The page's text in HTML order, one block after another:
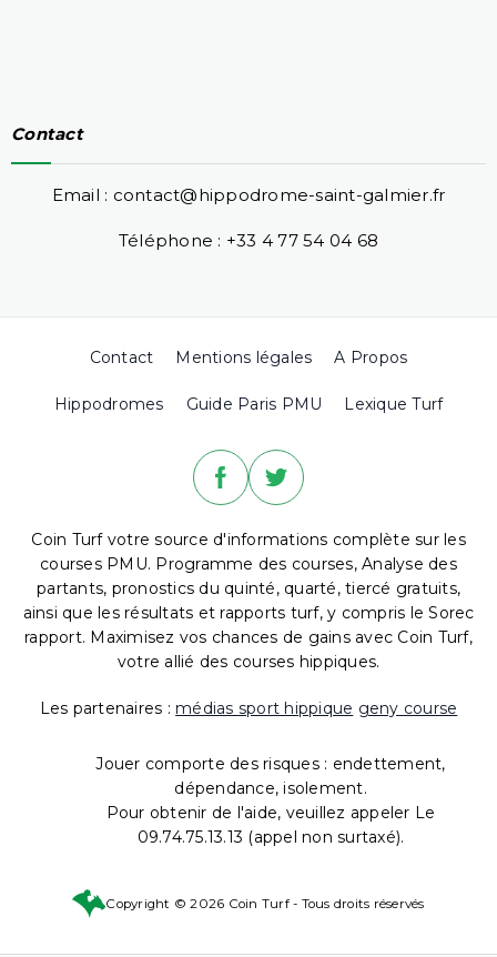
Contact
Email : contact@hippodrome-saint-galmier.fr
Téléphone : +33 4 77 54 04 68
Contact Mentions légales A Propos
Hippodromes Guide Paris PMU Lexique Turf
Coin Turf votre source d'informations complète sur les
courses PMU. Programme des courses, Analyse des
partants, pronostics du quinté, quarté, tiercé gratuits,
ainsi que les résultats et rapports turf, y compris le Sorec
rapport. Maximisez vos chances de gains avec Coin Turf,
votre allié des courses hippiques.
Les partenaires : médias sport hippique geny course
Jouer comporte des risques : endettement,
dépendance, isolement.
Pour obtenir de l'aide, veuillez appeler Le
09.74.75.13.13 (appel non surtaxé).
Copyright © 2026 Coin Turf - Tous droits réservés